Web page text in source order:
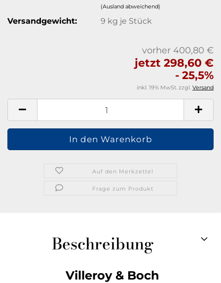
(Ausland abweichend)
Versandgewicht: 9 kg je Stück
vorher 400,80 €
jetzt 298,60 €
- 25,5%
inkl. 19% MwSt. zzgl. Versand
Auf den Merkzettel
Frage zum Produkt
Beschreibung
Villeroy & Boch